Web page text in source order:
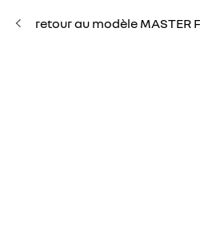
retour au modèle MASTER